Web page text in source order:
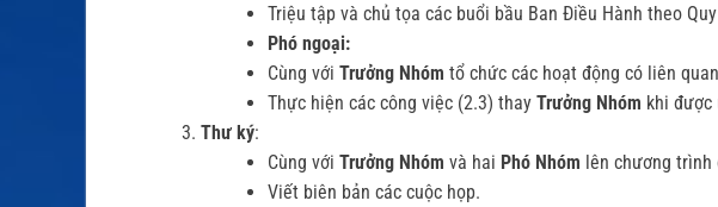
Triệu tập và chủ tọa các buổi bầu Ban Điều Hành theo
Phó ngoại:
Cùng với Trưởng Nhóm tổ chức các hoạt động có liên
Thực hiện các công việc (2.3) thay Trưởng Nhóm khi được
Thư ký:
Cùng với Trưởng Nhóm và hai Phó Nhóm lên chương trình
Viết biên bản các cuộc họp.